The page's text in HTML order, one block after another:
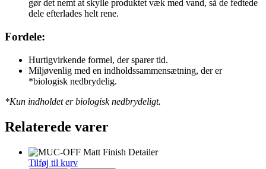
gør det nemt at skylle produktet væk med vand, så de fedtede
dele efterlades helt rene.
Fordele:
Hurtigvirkende formel, der sparer tid.
Miljøvenlig med en indholdssammensætning, der er
*biologisk nedbrydelig.
*Kun indholdet er biologisk nedbrydeligt.
Relaterede varer
Tilføj til kurv